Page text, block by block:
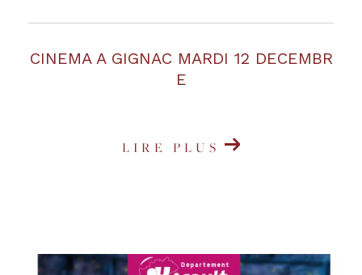
CINEMA A GIGNAC MARDI 12 DECEMBR
E
LIRE PLUS